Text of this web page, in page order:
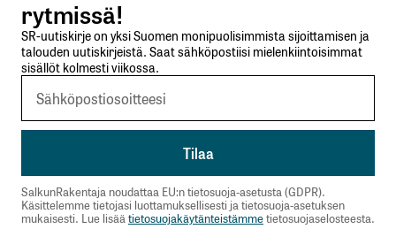
rytmissä!
SR-uutiskirje on yksi Suomen monipuolisimmista sijoittamisen ja
talouden uutiskirjeistä. Saat sähköpostiisi mielenkiintoisimmat
sisällöt kolmesti viikossa.
SalkunRakentaja noudattaa EU:n tietosuoja-asetusta (GDPR).
Käsittelemme tietojasi luottamuksellisesti ja tietosuoja-asetuksen
mukaisesti. Lue lisäätietosuojakäytänteistämmetietosuojaselosteesta.